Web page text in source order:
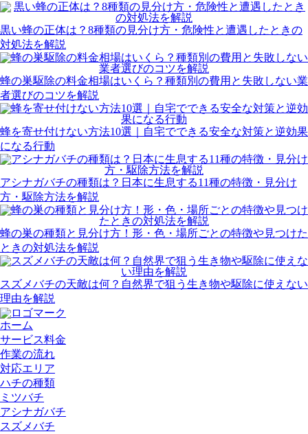
黒い蜂の正体は？8種類の見分け方・危険性と遭遇したときの
対処法を解説
蜂の巣駆除の料金相場はいくら？種類別の費用と失敗しない業
者選びのコツを解説
蜂を寄せ付けない方法10選｜自宅でできる安全な対策と逆効果
になる行動
アシナガバチの種類は？日本に生息する11種の特徴・見分け
方・駆除方法を解説
蜂の巣の種類と見分け方！形・色・場所ごとの特徴や見つけた
ときの対処法を解説
スズメバチの天敵は何？自然界で狙う生き物や駆除に使えない
理由を解説
ホーム
サービス料金
作業の流れ
対応エリア
ハチの種類
ミツバチ
アシナガバチ
スズメバチ